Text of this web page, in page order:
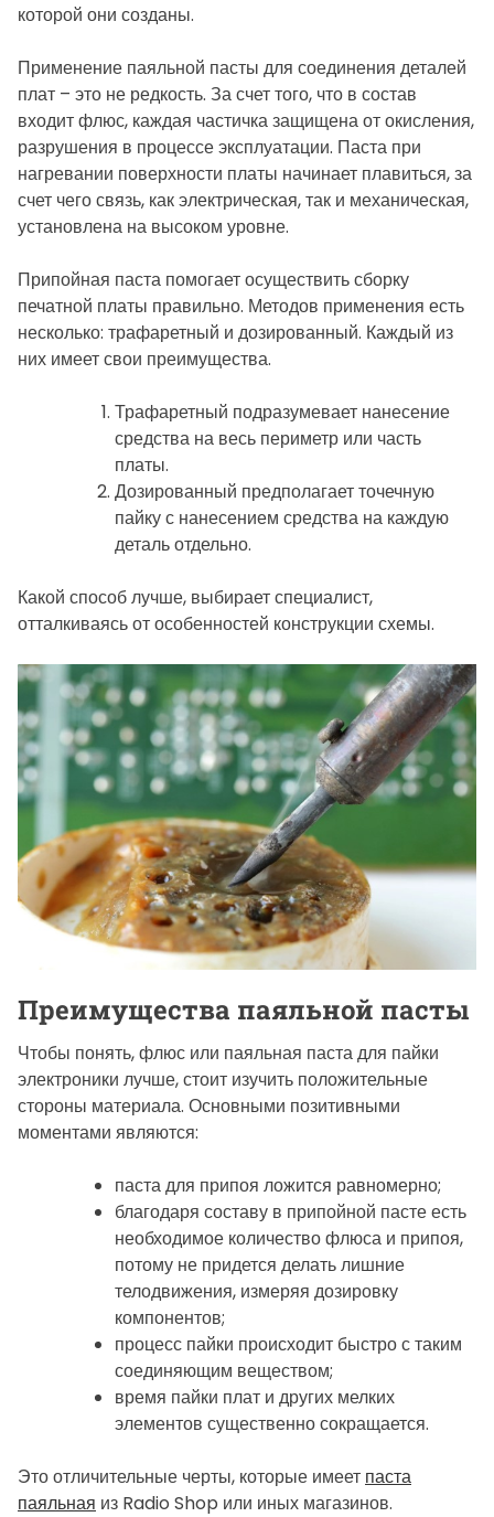
которой они созданы.
Применение паяльной пасты для соединения деталей
плат – это не редкость. За счет того, что в состав
входит флюс, каждая частичка защищена от окисления,
разрушения в процессе эксплуатации. Паста при
нагревании поверхности платы начинает плавиться, за
счет чего связь, как электрическая, так и механическая,
установлена на высоком уровне.
Припойная паста помогает осуществить сборку
печатной платы правильно. Методов применения есть
несколько: трафаретный и дозированный. Каждый из
них имеет свои преимущества.
Трафаретный подразумевает нанесение
средства на весь периметр или часть
платы.
Дозированный предполагает точечную
пайку с нанесением средства на каждую
деталь отдельно.
Какой способ лучше, выбирает специалист,
отталкиваясь от особенностей конструкции схемы.
Преимущества паяльной пасты
Чтобы понять, флюс или паяльная паста для пайки
электроники лучше, стоит изучить положительные
стороны материала. Основными позитивными
моментами являются:
паста для припоя ложится равномерно;
благодаря составу в припойной пасте есть
необходимое количество флюса и припоя,
потому не придется делать лишние
телодвижения, измеряя дозировку
компонентов;
процесс пайки происходит быстро с таким
соединяющим веществом;
время пайки плат и других мелких
элементов существенно сокращается.
Это отличительные черты, которые имеет паста
паяльная из Radio Shop или иных магазинов.